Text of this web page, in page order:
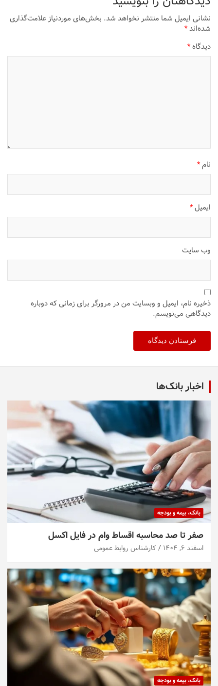
نشانی ایمیل شما منتشر نخواهد شد.بخش‌های موردنیاز علامت‌گذاری
شده‌اند*
دیدگاه*
نام*
ایمیل*
وب‌ سایت
ذخیره نام، ایمیل و وبسایت من در مرورگر برای زمانی که دوباره
دیدگاهی می‌نویسم.
اخبار بانک‌ها
بانک، بیمه و بودجه
صفر تا صد محاسبه اقساط وام در فایل اکسل
اسفند ۶, ۱۴۰۴ کارشناس روابط عمومی
بانک، بیمه و بودجه